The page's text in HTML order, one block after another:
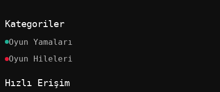
Kategoriler
Oyun Yamaları
Oyun Hileleri
Hızlı Erişim